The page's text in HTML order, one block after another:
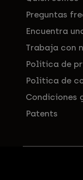
Preguntas
Encuentra
Trabaja con
Política de
Política de
Condiciones
Patents